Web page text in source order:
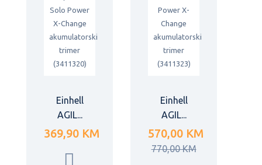
Einhell
AGIL...
369,90 KM
Einhell
AGIL...
570,00 KM
770,00 KM